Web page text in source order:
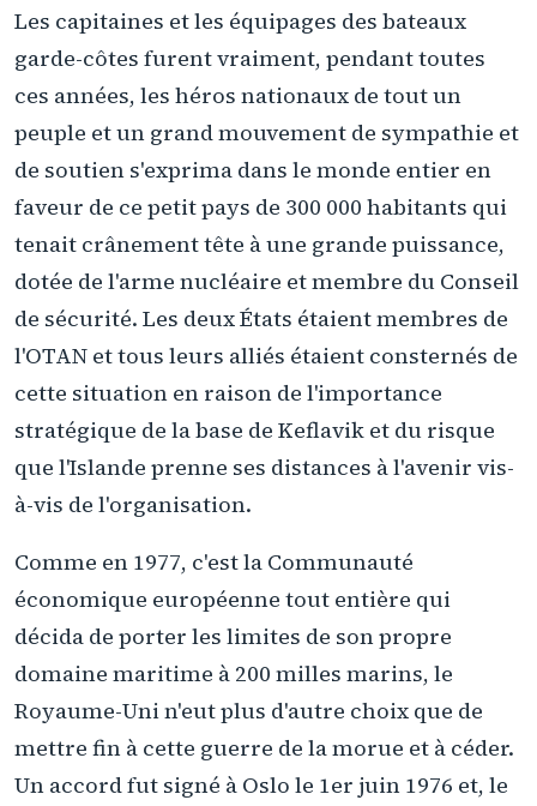
Les capitaines et les équipages des bateaux
garde-côtes furent vraiment, pendant toutes
ces années, les héros nationaux de tout un
peuple et un grand mouvement de sympathie et
de soutien s'exprima dans le monde entier en
faveur de ce petit pays de 300 000 habitants qui
tenait crânement tête à une grande puissance,
dotée de l'arme nucléaire et membre du Conseil
de sécurité. Les deux États étaient membres de
l'OTAN et tous leurs alliés étaient consternés de
cette situation en raison de l'importance
stratégique de la base de Keflavik et du risque
que l'Islande prenne ses distances à l'avenir vis-
à-vis de l'organisation.
Comme en 1977, c'est la Communauté
économique européenne tout entière qui
décida de porter les limites de son propre
domaine maritime à 200 milles marins, le
Royaume-Uni n'eut plus d'autre choix que de
mettre fin à cette guerre de la morue et à céder.
Un accord fut signé à Oslo le 1er juin 1976 et, le